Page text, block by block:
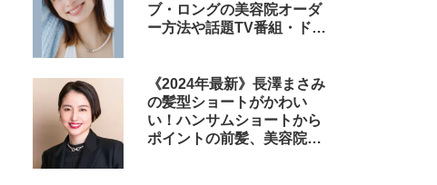
ブ・ロングの美容院オーダ
ー方法や話題TV番組・ドラ
《2024年最新》長澤まさみ
の髪型ショートがかわい
い！ハンサムショートから
ポイントの前髪、美容院で